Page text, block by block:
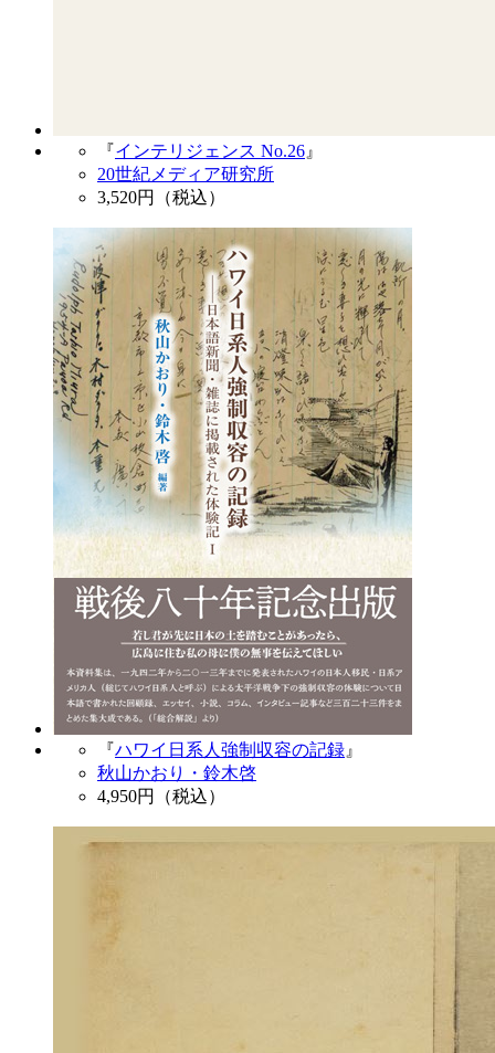
『インテリジェンス No.26 』
20世紀メディア研究所
3,520円（税込）
『ハワイ日系人強制収容の記録 』
秋山かおり・鈴木啓
4,950円（税込）